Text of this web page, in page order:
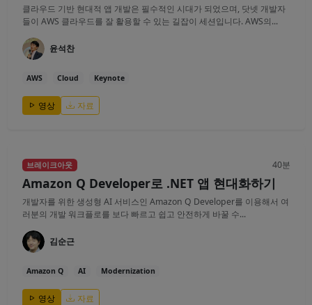
클라우드 기반 현대적 앱 개발은 필수적인 시대가 되었으며, 닷넷 개발자
들이 AWS 클라우드를 잘 활용할 수 있는 길잡이 세션입니다. AWS의...
윤석찬
AWS Cloud Keynote
영상 자료
브레이크아웃 40분
Amazon Q Developer로 .NET 앱 현대화하기
개발자를 위한 생성형 AI 서비스인 Amazon Q Developer를 이용해서 여
러분의 개발 워크플로를 보다 빠르고 쉽고 안전하게 바꿀 수...
김순근
Amazon Q AI Modernization
영상 자료